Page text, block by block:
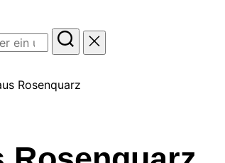
Rosenquarz